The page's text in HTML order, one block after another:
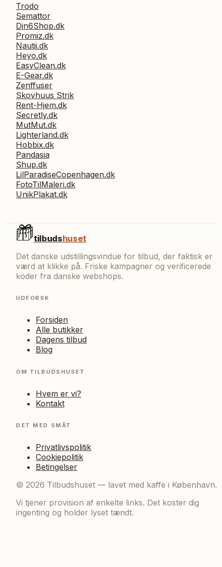
Trodo
Semattor
Din6Shop.dk
Promiz.dk
Nautii.dk
Heyo.dk
EasyClean.dk
E-Gear.dk
Zenffuser
Skovhuus Strik
Rent-Hjem.dk
Secretly.dk
MutMut.dk
Lighterland.dk
Hobbix.dk
Pandasia
Shup.dk
LilParadiseCopenhagen.dk
FotoTilMaleri.dk
UnikPlakat.dk
tilbudshuset
Det danske udstillingsvindue for tilbud, der faktisk er
værd at klikke på. Friske kampagner og verificerede
koder fra danske webshops.
UDFORSK
Forsiden
Alle butikker
Dagens tilbud
Blog
OM TILBUDSHUSET
Hvem er vi?
Kontakt
DET MED SMÅT
Privatlivspolitik
Cookiepolitik
Betingelser
© 2026 Tilbudshuset — lavet med kaffe i København.
Vi tjener provision af enkelte links. Det koster dig
ingenting og holder lyset tændt.